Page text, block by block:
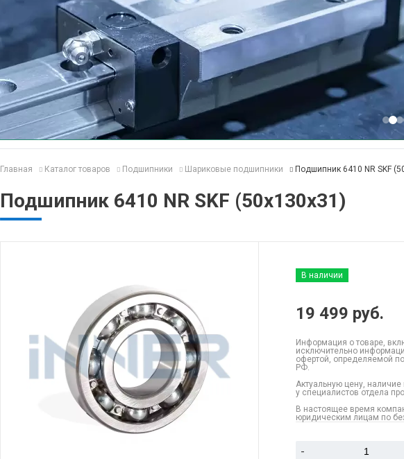
Главная Каталог товаров Подшипники Шариковые подшипники Подшипник 6410 NR SKF
Подшипник 6410 NR SKF (50x130x31)
В наличии
19 499 руб.
Информация о товаре,
исключительно
офертой, определяемой
РФ.
Актуальную цену, наличие
у специалистов отдела
В настоящее время
юридическим лицам по
-